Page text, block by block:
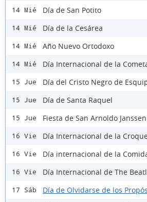
14 Mié Día de San Potito
14 Mié Día de la Cesárea
14 Mié Año Nuevo Ortodoxo
14 Mié Día Internacional de la
15 Jue Día del Cristo Negro de
15 Jue Día de Santa Raquel
15 Jue Fiesta de San Arnoldo Janssen
16 Vie Día Internacional de la
16 Vie Día internacional de la
16 Vie Día Internacional de The
17 Sáb Día de Olvidarse de los